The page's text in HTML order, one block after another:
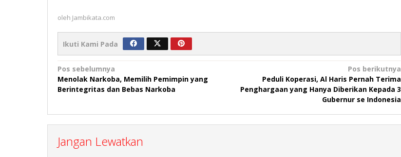
oleh Jambikata.com
Ikuti Kami Pada
Navigasi
pos
Pos sebelumnya
Menolak Narkoba, Memilih Pemimpin yang
Berintegritas dan Bebas Narkoba
Pos berikutnya
Peduli Koperasi, Al Haris Pernah Terima
Penghargaan yang Hanya Diberikan Kepada 3
Gubernur se Indonesia
Jangan Lewatkan